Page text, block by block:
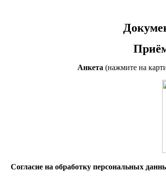
Анкета (нажмите на
Согласие на обработку персональных